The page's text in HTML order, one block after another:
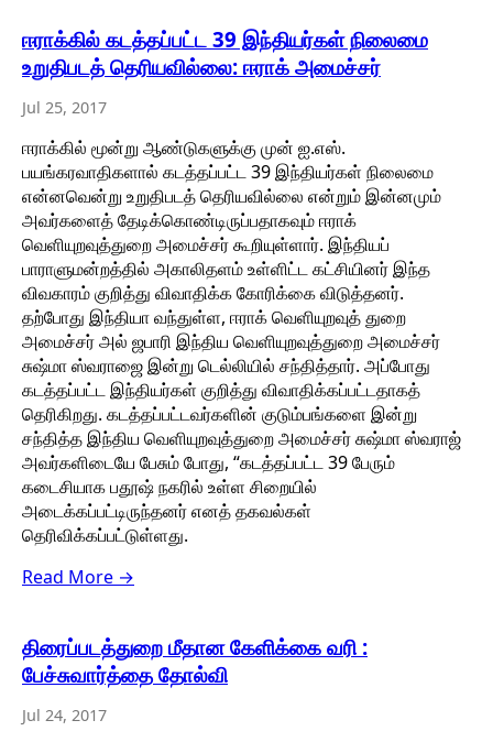
ஈராக்கில் கடத்தப்பட்ட 39 இந்தியர்கள் நிலைமை
உறுதிபடத் தெரியவில்லை: ஈராக் அமைச்சர்
Jul 25, 2017
ஈராக்கில் மூன்று ஆண்டுகளுக்கு முன் ஐ.எஸ்.
பயங்கரவாதிகளால் கடத்தப்பட்ட 39 இந்தியர்கள் நிலைமை
என்னவென்று உறுதிபடத் தெரியவில்லை என்றும் இன்னமும்
அவர்களைத் தேடிக்கொண்டிருப்பதாகவும் ஈராக்
வெளியுறவுத்துறை அமைச்சர் கூறியுள்ளார். இந்தியப்
பாராளுமன்றத்தில் அகாலிதளம் உள்ளிட்ட கட்சியினர் இந்த
விவகாரம் குறித்து விவாதிக்க கோரிக்கை விடுத்தனர்.
தற்போது இந்தியா வந்துள்ள, ஈராக் வெளியுறவுத் துறை
அமைச்சர் அல் ஜபாரி இந்திய வெளியுறவுத்துறை அமைச்சர்
சுஷ்மா ஸ்வராஜை இன்று டெல்லியில் சந்தித்தார். அப்போது
கடத்தப்பட்ட இந்தியர்கள் குறித்து விவாதிக்கப்பட்டதாகத்
தெரிகிறது. கடத்தப்பட்டவர்களின் குடும்பங்களை இன்று
சந்தித்த இந்திய வெளியுறவுத்துறை அமைச்சர் சுஷ்மா ஸ்வராஜ்
அவர்களிடையே பேசும் போது, “கடத்தப்பட்ட 39 பேரும்
கடைசியாக பதூஷ் நகரில் உள்ள சிறையில்
அடைக்கப்பட்டிருந்தனர் எனத் தகவல்கள்
தெரிவிக்கப்பட்டுள்ளது.
Read More →
திரைப்படத்துறை மீதான கேளிக்கை வரி :
பேச்சுவார்த்தை தோல்வி
Jul 24, 2017